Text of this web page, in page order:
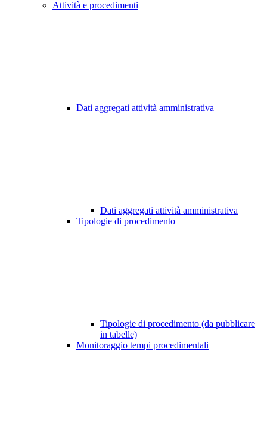
Attività e procedimenti
Dati aggregati attività amministrativa
Dati aggregati attività amministrativa
Tipologie di procedimento
Tipologie di procedimento (da pubblicare
in tabelle)
Monitoraggio tempi procedimentali